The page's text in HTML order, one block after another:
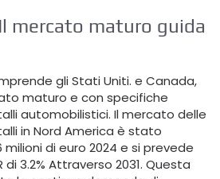
mercato maturo guida
gli Stati Uniti. e Canada,
maturo e con specifiche
automobilistici. Il mercato delle
in Nord America è stato
milioni di euro 2024 e si prevede
3.2% Attraverso 2031. Questa